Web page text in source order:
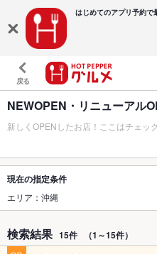
はじめてのアプリ予約で
戻る
NEWOPEN・リニューアル
新しくOPENしたお店！ここはチェッ
現在の指定条件
エリア：沖縄
検索結果 15件 （1～15件）